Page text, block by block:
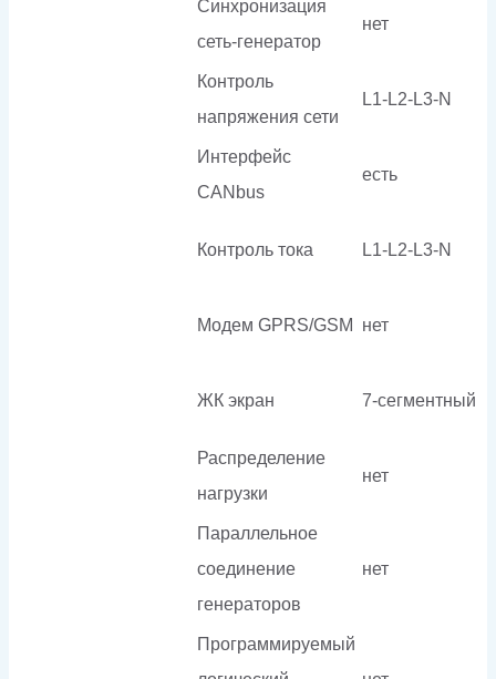
Синхронизация
сеть-генератор
нет
Контроль
напряжения сети
L1-L2-L3-N
Интерфейс
CANbus
есть
Контроль тока L1-L2-L3-N
Модем GPRS/GSM нет
ЖК экран 7-сегментный
Распределение
нагрузки
нет
Параллельное
соединение
генераторов
нет
Программируемый